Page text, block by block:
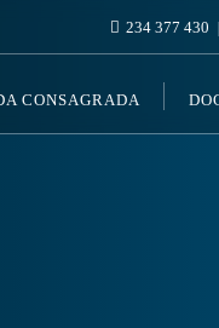
234 377 430
CONSAGRADA